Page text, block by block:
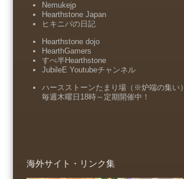
Nemukejp
Hearthstone Japan
ヒキニパの日記
Hearthstone dojo
HearthGamers
すべ半Hearthstone
JubileE Youtubeチャンネル
ハースストーンたまり場（※炉端の集い）
毎週木曜日18時～定期開催中！
海外サイト・リンク集